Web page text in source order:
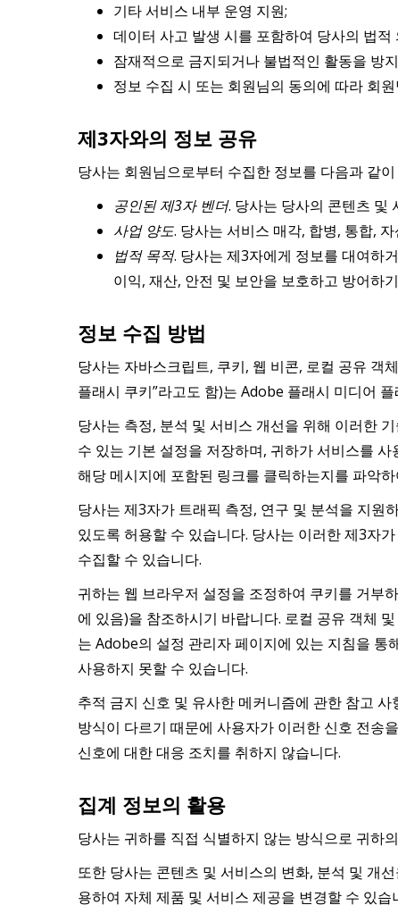
기타 서비스 내부 운영 지원;
데이터 사고 발생 시를 포함하여 당사의 법적
잠재적으로 금지되거나 불법적인 활동을 방
정보 수집 시 또는 회원님의 동의에 따라 회
제3자와의 정보 공유
당사는 회원님으로부터 수집한 정보를 다음과 같
공인된 제3자 벤더. 당사는 당사의 콘텐츠 및
사업 양도. 당사는 서비스 매각, 합병, 통합,
법적 목적. 당사는 제3자에게 정보를 대여하
이익, 재산, 안전 및 보안을 보호하고 방어하
정보 수집 방법
당사는 자바스크립트, 쿠키, 웹 비콘, 로컬 공유 객
플래시 쿠키”라고도 함)는 Adobe 플래시 미디어
당사는 측정, 분석 및 서비스 개선을 위해 이러한
수 있는 기본 설정을 저장하며, 귀하가 서비스를
해당 메시지에 포함된 링크를 클릭하는지를 파악
당사는 제3자가 트래픽 측정, 연구 및 분석을 지원
있도록 허용할 수 있습니다. 당사는 이러한 제3자
수집할 수 있습니다.
귀하는 웹 브라우저 설정을 조정하여 쿠키를 거부
에 있음)을 참조하시기 바랍니다. 로컬 공유 객체
는 Adobe의 설정 관리자 페이지에 있는 지침을
사용하지 못할 수 있습니다.
추적 금지 신호 및 유사한 메커니즘에 관한 참고
방식이 다르기 때문에 사용자가 이러한 신호 전송
신호에 대한 대응 조치를 취하지 않습니다.
집계 정보의 활용
당사는 귀하를 직접 식별하지 않는 방식으로 귀하
또한 당사는 콘텐츠 및 서비스의 변화, 분석 및 개
용하여 자체 제품 및 서비스 제공을 변경할 수 있습